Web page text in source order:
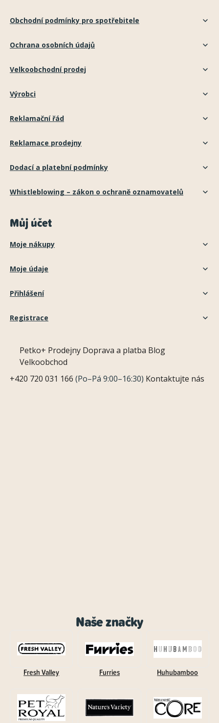
Obchodní podmínky pro spotřebitele
Ochrana osobních údajů
Velkoobchodní prodej
Výrobci
Reklamační řád
Reklamace prodejny
Dodací a platební podmínky
Whistleblowing – zákon o ochraně oznamovatelů
Můj účet
Moje nákupy
Moje údaje
Přihlášení
Registrace
Petko+ Prodejny Doprava a platba Blog
Velkoobchod
+420 720 031 166 (Po–Pá 9:00–16:30) Kontaktujte nás
Naše značky
Fresh Valley Furries Huhubamboo